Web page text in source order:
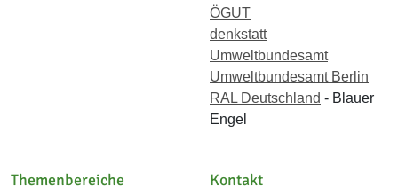
ÖGUT
denkstatt
Umweltbundesamt
Umweltbundesamt Berlin
RAL Deutschland - Blauer
Engel
Themenbereiche
Kontakt